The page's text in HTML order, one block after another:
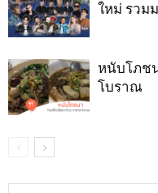
ใหม่ รวม
หนับโภช
โบราณ